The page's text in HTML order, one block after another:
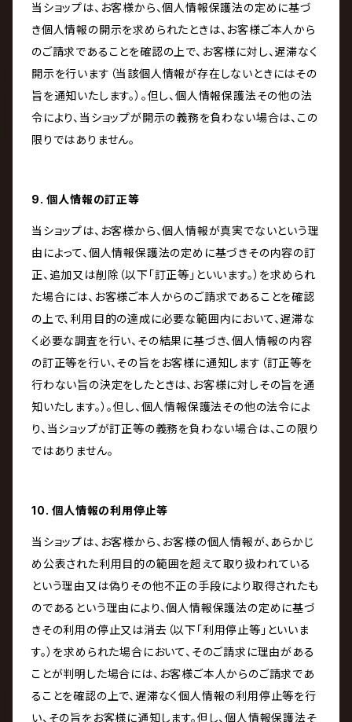
当ショップは、お客様から、個人情報保護法の定めに基づ
き個人情報の開示を求められたときは、お客様ご本人から
のご請求であることを確認の上で、お客様に対し、遅滞なく
開示を行います（当該個人情報が存在しないときにはその
旨を通知いたします。）。但し、個人情報保護法その他の法
令により、当ショップが開示の義務を負わない場合は、この
限りではありません。
9. 個人情報の訂正等
当ショップは、お客様から、個人情報が真実でないという理
由によって、個人情報保護法の定めに基づきその内容の訂
正、追加又は削除（以下「訂正等」といいます。）を求められ
た場合には、お客様ご本人からのご請求であることを確認
の上で、利用目的の達成に必要な範囲内において、遅滞な
く必要な調査を行い、その結果に基づき、個人情報の内容
の訂正等を行い、その旨をお客様に通知します（訂正等を
行わない旨の決定をしたときは、お客様に対しその旨を通
知いたします。）。但し、個人情報保護法その他の法令によ
り、当ショップが訂正等の義務を負わない場合は、この限り
ではありません。
10. 個人情報の利用停止等
当ショップは、お客様から、お客様の個人情報が、あらかじ
め公表された利用目的の範囲を超えて取り扱われている
という理由又は偽りその他不正の手段により取得されたも
のであるという理由により、個人情報保護法の定めに基づ
きその利用の停止又は消去（以下「利用停止等」といいま
す。）を求められた場合において、そのご請求に理由がある
ことが判明した場合には、お客様ご本人からのご請求であ
ることを確認の上で、遅滞なく個人情報の利用停止等を行
い、その旨をお客様に通知します。但し、個人情報保護法そ